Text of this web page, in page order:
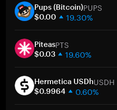
Pups (Bitcoin)PUPS
$0.00 19.30%
30 Tage
Marktkapitalisierung
PiteasPTS
$0.03 19.60%
30 Tage
Marktkapitalisierung
Hermetica USDhUSDH
$0.9964 0.60%